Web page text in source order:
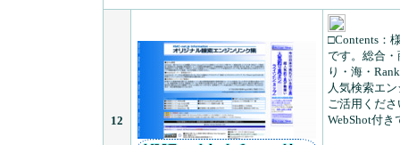
12
□Contents：
です。総合
り・海・
人気検索エ
ご活用くだ
WebShot付き